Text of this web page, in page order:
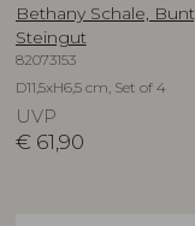
Bethany Schale, Bunt,
Steingut
82073153
D11,5xH6,5 cm, Set of 4
UVP
€ 61,90